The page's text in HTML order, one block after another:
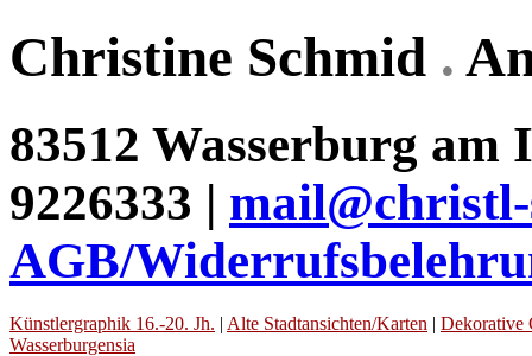
Christine Schmid .
83512 Wasserburg am
9226333 |
AGB/
Künstlergraphik 16.-20. Jh. | Alte Stadtansichten/Karten | Dekorative
Wasserburgensia